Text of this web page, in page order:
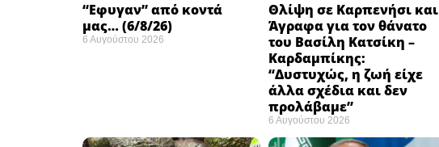
“Εφυγαν” από κοντά
μας… (6/8/26)
6 Αυγούστου 2026
Θλίψη σε Καρπενήσι και
Άγραφα για τον θάνατο
του Βασίλη Κατσίκη –
Καρδαμπίκης:
“Δυστυχώς, η ζωή είχε
άλλα σχέδια και δεν
προλάβαμε”
6 Αυγούστου 2026